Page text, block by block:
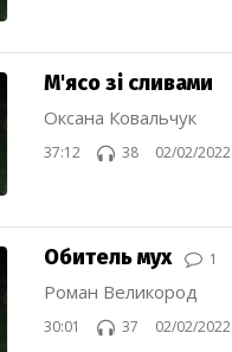
М'ясо зі сливами
Оксана Ковальчук
37:12 38 02/02/2022
Обитель мух 1
Роман Великород
30:01 37 02/02/2022